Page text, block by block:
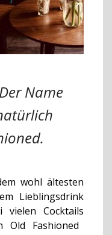
Name
wohl ältesten
Lieblingsdrink
vielen Cocktails
Fashioned